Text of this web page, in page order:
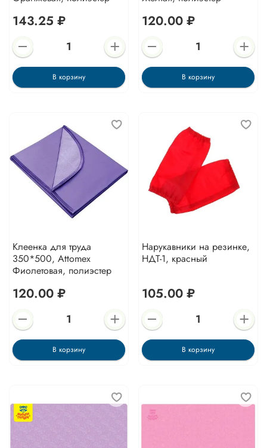
143.25 ₽
В корзину
120.00 ₽
В корзину
Клеенка для труда
350*500, Attomex
Фиолетовая, полиэстер
120.00 ₽
В корзину
Нарукавники на резинке,
НДТ-1, красный
105.00 ₽
В корзину